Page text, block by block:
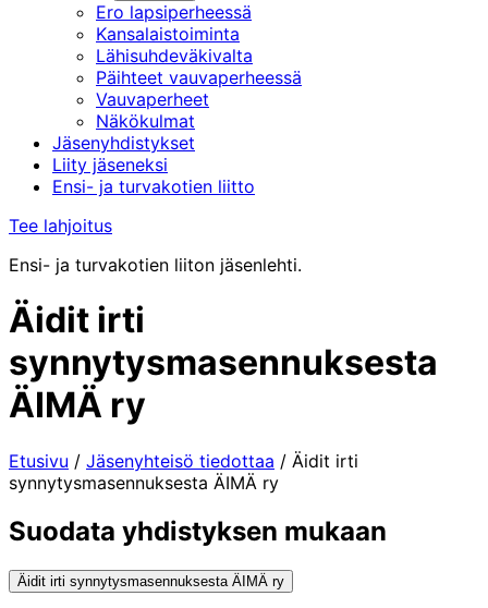
Ero lapsiperheessä
Kansalaistoiminta
Lähisuhdeväkivalta
Päihteet vauvaperheessä
Vauvaperheet
Näkökulmat
Jäsenyhdistykset
Liity jäseneksi
Ensi- ja turvakotien liitto
Tee lahjoitus
Ensi- ja turvakotien liiton jäsenlehti.
Äidit irti
synnytysmasennuksesta
ÄIMÄ ry
Etusivu / Jäsenyhteisö tiedottaa / Äidit irti
synnytysmasennuksesta ÄIMÄ ry
Suodata yhdistyksen mukaan
Äidit irti synnytysmasennuksesta ÄIMÄ ry